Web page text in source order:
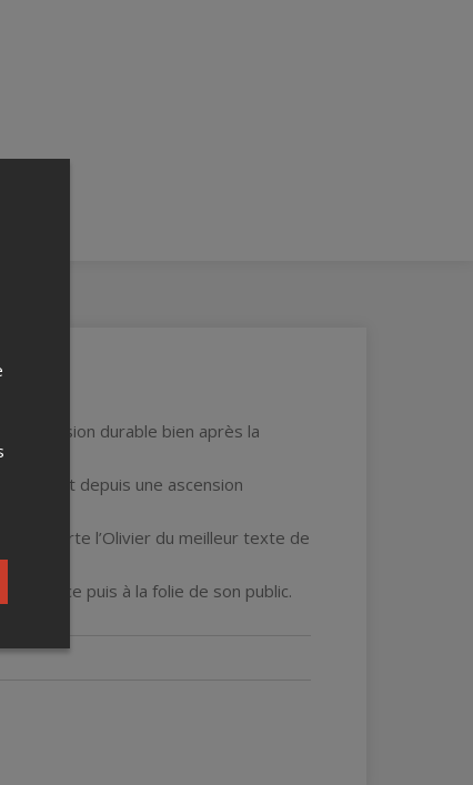
impression durable bien après la
connaît depuis une ascension
remporte l’Olivier du meilleur texte de
puis à la folie de son public.